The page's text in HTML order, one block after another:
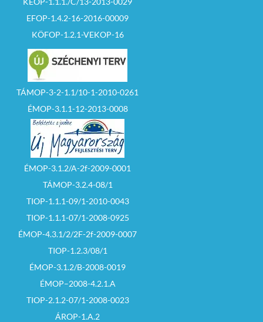
EFOP-1.4.2-16-2016-00009
KÖFOP-1.2.1-VEKOP-16
TÁMOP-3-2-1.1/10-1-2010-0261
ÉMOP-3.1.1-12-2013-0008
ÉMOP-3.1.2/A-2f-2009-0001
TÁMOP-3.2.4-08/1
TIOP-1.1.1-09/1-2010-0043
TIOP-1.1.1-07/1-2008-0925
ÉMOP-4.3.1/2/2F-2f-2009-0007
TIOP-1.2.3/08/1
ÉMOP-3.1.2/B-2008-0019
ÉMOP–2008-4.2.1.A
TIOP-2.1.2-07/1-2008-0023
ÁROP-1.A.2